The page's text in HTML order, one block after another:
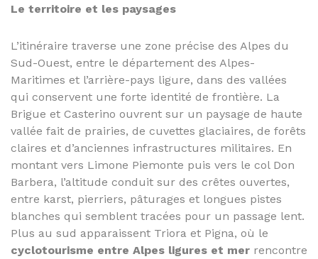
Le territoire et les paysages
L’itinéraire traverse une zone précise des Alpes du
Sud-Ouest, entre le département des Alpes-
Maritimes et l’arrière-pays ligure, dans des vallées
qui conservent une forte identité de frontière. La
Brigue et Casterino ouvrent sur un paysage de haute
vallée fait de prairies, de cuvettes glaciaires, de forêts
claires et d’anciennes infrastructures militaires. En
montant vers Limone Piemonte puis vers le col Don
Barbera, l’altitude conduit sur des crêtes ouvertes,
entre karst, pierriers, pâturages et longues pistes
blanches qui semblent tracées pour un passage lent.
Plus au sud apparaissent Triora et Pigna, où le
cyclotourisme entre Alpes ligures et mer rencontre